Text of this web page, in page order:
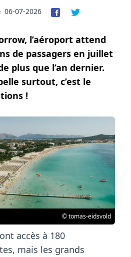
06-07-2026
l’aéroport attend
de passagers en juillet
plus que l’an dernier.
surtout, c’est le
!
© tomas-eidsvold
accès à 180
mais les grands